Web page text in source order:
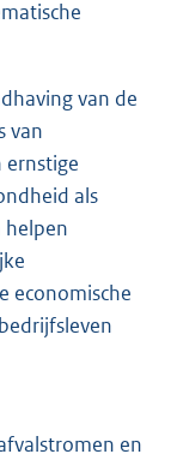
van de
van
als
helpen
economische
en